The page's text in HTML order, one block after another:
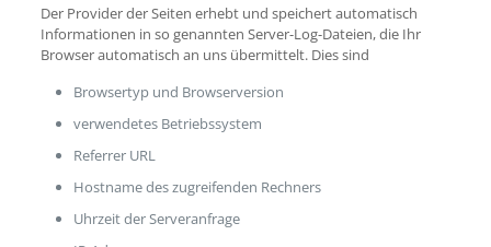
Der Provider der Seiten erhebt und speichert automatisch
Informationen in so genannten Server-Log-Dateien, die Ihr
Browser automatisch an uns übermittelt. Dies sind
Browsertyp und Browserversion
verwendetes Betriebssystem
Referrer URL
Hostname des zugreifenden Rechners
Uhrzeit der Serveranfrage